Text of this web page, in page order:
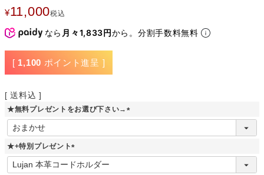
¥11,000税込
なら 月々1,833円から。分割手数料無料
[ 1,100 ポイント進呈 ]
送料込
★無料プレゼントをお選び下さい→
(
★+特別プレゼント
(
必